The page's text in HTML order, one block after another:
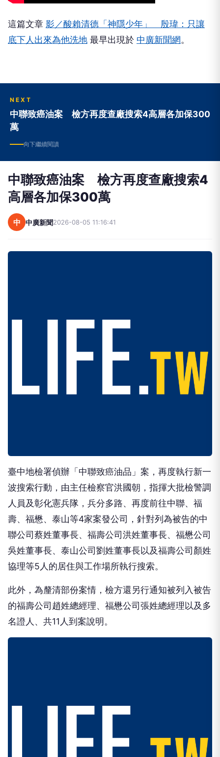
這篇文章 影／酸賴清德「神隱少年」 殷瑋：只讓
底下人出來為他洗地 最早出現於 中廣新聞網。
NEXT
中聯致癌油案 檢方再度查廠搜索4高層各加保300
萬
向下繼續閱讀
中聯致癌油案 檢方再度查廠搜索4
高層各加保300萬
中 中廣新聞2026-08-05 11:16:41
臺中地檢署偵辦「中聯致癌油品」案，再度執行新一
波搜索行動，由主任檢察官洪國朝，指揮大批檢警調
人員及彰化憲兵隊，兵分多路、再度前往中聯、福
壽、福懋、泰山等4家案發公司，針對列為被告的中
聯公司蔡姓董事長、福壽公司洪姓董事長、福懋公司
吳姓董事長、泰山公司劉姓董事長以及福壽公司顏姓
協理等5人的居住與工作場所執行搜索。
此外，為釐清部份案情，檢方還另行通知被列入被告
的福壽公司趙姓總經理、福懋公司張姓總經理以及多
名證人、共11人到案說明。